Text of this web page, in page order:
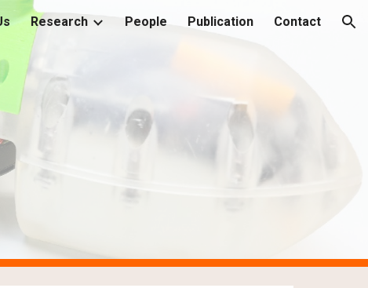
Research People Publication Contact